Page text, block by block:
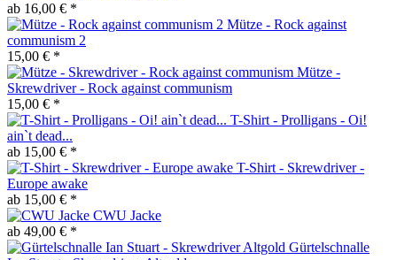
ab 16,00 € *
Mütze - Rock against
communism 2
15,00 € *
Mütze -
Skrewdriver - Rock against communism
15,00 € *
T-Shirt - Prolligans - Oi!
ain`t dead...
ab 15,00 € *
T-Shirt - Skrewdriver -
Europe awake
ab 15,00 € *
CWU Jacke
ab 49,00 € *
Gürtelschnalle